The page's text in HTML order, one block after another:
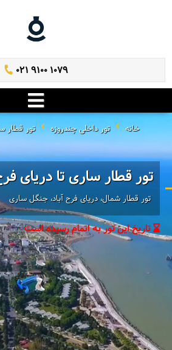
021 9100 1079
خانه تور داخلی چندروزه تور قطار
تور قطار ساری تا دریای
تور قطار شمال، دریای فرح آباد، جنگل ساری
تاریخ این تور به اتمام رسیده است